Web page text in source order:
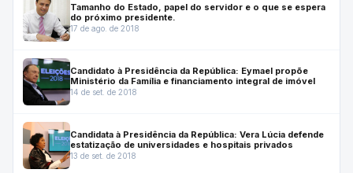
Tamanho do Estado, papel do servidor e o que se espera
do próximo presidente.
17 de ago. de 2018
Candidato à Presidência da República: Eymael propõe
Ministério da Família e financiamento integral de imóvel
14 de set. de 2018
Candidata à Presidência da República: Vera Lúcia defende
estatização de universidades e hospitais privados
13 de set. de 2018